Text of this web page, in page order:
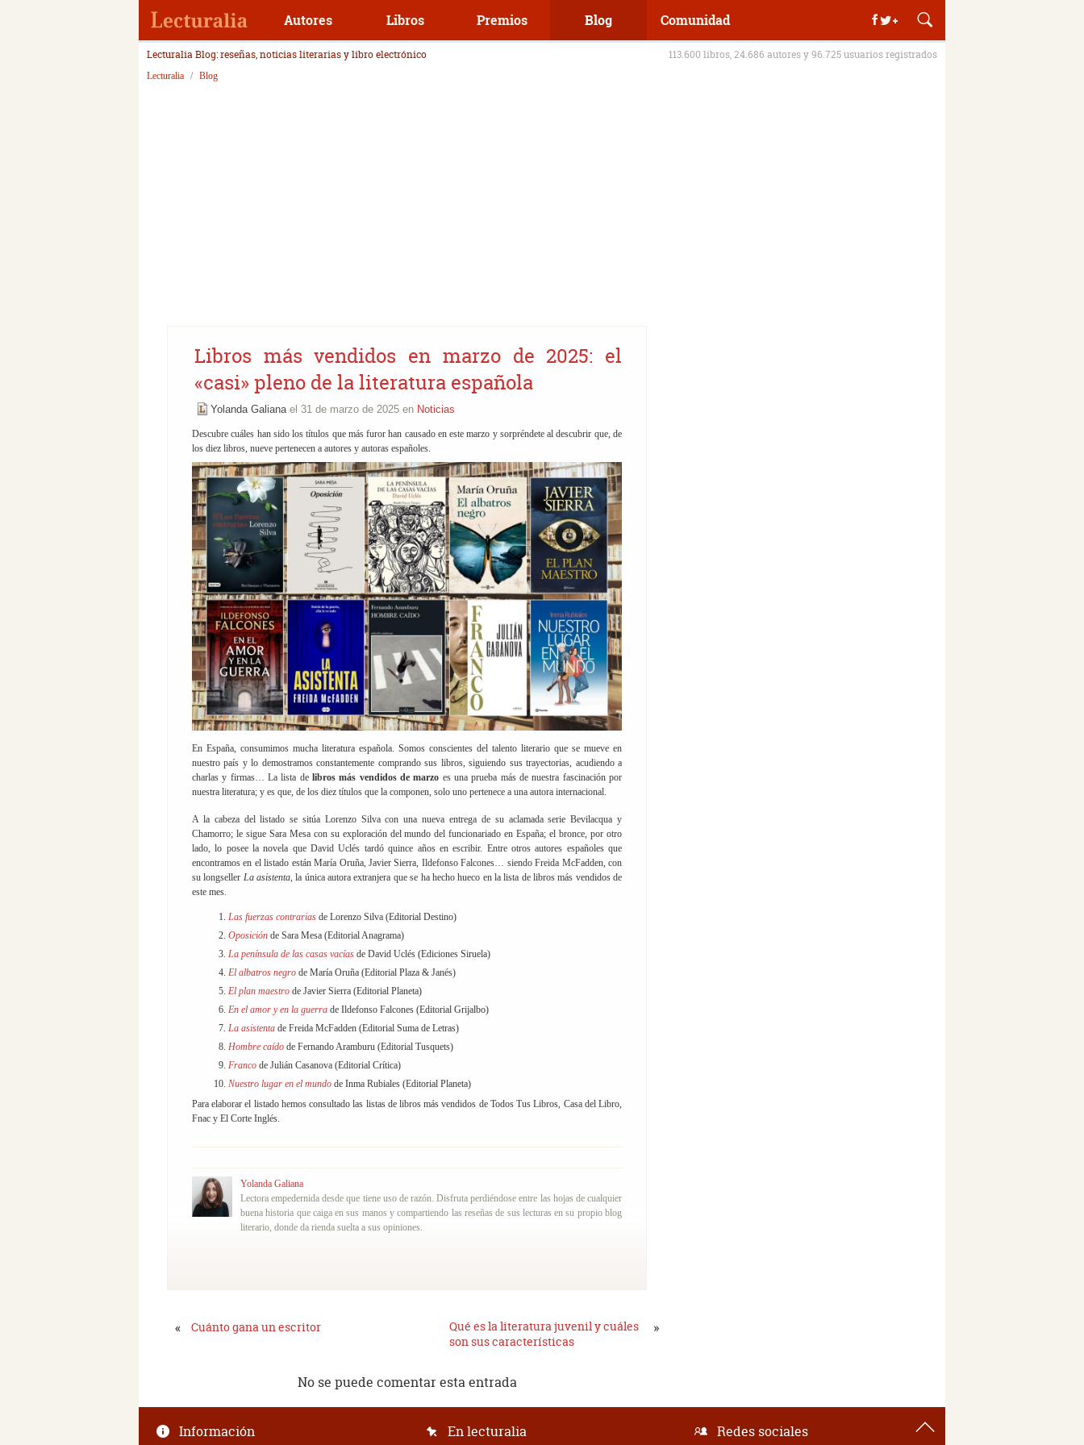
Autores Libros Premios Blog Comunidad
Lecturalia Blog: reseñas, noticias literarias y libro electrónico 113.600 libros, 24.686 autores y 96.725 usuarios registrados
Lecturalia Blog
Libros más vendidos en marzo de 2025: el
«casi» pleno de la literatura española
Yolanda Galianael 31 de marzo de 2025 en Noticias
Descubre cuáles han sido los títulos que más furor han causado en este marzo y sorpréndete al descubrir que, de
los diez libros, nueve pertenecen a autores y autoras españoles.
En España, consumimos mucha literatura española. Somos conscientes del talento literario que se mueve en
nuestro país y lo demostramos constantemente comprando sus libros, siguiendo sus trayectorias, acudiendo a
charlas y firmas… La lista de libros más vendidos de marzo es una prueba más de nuestra fascinación por
nuestra literatura; y es que, de los diez títulos que la componen, solo uno pertenece a una autora internacional.
A la cabeza del listado se sitúa Lorenzo Silva con una nueva entrega de su aclamada serie Bevilacqua y
Chamorro; le sigue Sara Mesa con su exploración del mundo del funcionariado en España; el bronce, por otro
lado, lo posee la novela que David Uclés tardó quince años en escribir. Entre otros autores españoles que
encontramos en el listado están María Oruña, Javier Sierra, Ildefonso Falcones… siendo Freida McFadden, con
su longseller La asistenta, la única autora extranjera que se ha hecho hueco en la lista de libros más vendidos de
este mes.
Las fuerzas contrarias de Lorenzo Silva (Editorial Destino)
Oposición de Sara Mesa (Editorial Anagrama)
La península de las casas vacías de David Uclés (Ediciones Siruela)
El albatros negro de María Oruña (Editorial Plaza & Janés)
El plan maestro de Javier Sierra (Editorial Planeta)
En el amor y en la guerra de Ildefonso Falcones (Editorial Grijalbo)
La asistenta de Freida McFadden (Editorial Suma de Letras)
Hombre caído de Fernando Aramburu (Editorial Tusquets)
Franco de Julián Casanova (Editorial Crítica)
Nuestro lugar en el mundo de Inma Rubiales (Editorial Planeta)
Para elaborar el listado hemos consultado las listas de libros más vendidos de Todos Tus Libros, Casa del Libro,
Fnac y El Corte Inglés.
Yolanda Galiana
Lectora empedernida desde que tiene uso de razón. Disfruta perdiéndose entre las hojas de cualquier
buena historia que caiga en sus manos y compartiendo las reseñas de sus lecturas en su propio blog
literario, donde da rienda suelta a sus opiniones.
« Cuánto gana un escritor
Qué es la literatura juvenil y cuáles
son sus características
»
No se puede comentar esta entrada
Información En lecturalia Redes sociales